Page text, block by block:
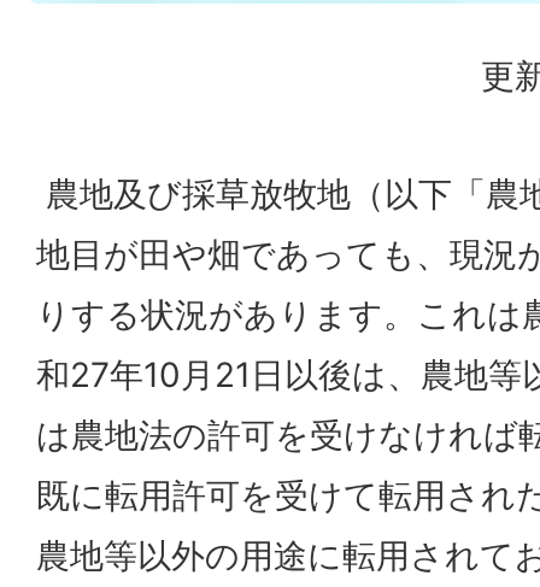
更
農地及び採草放牧地（以下「農
地目が田や畑であっても、現況
りする状況があります。これは
和27年10月21日以後は、農地
は農地法の許可を受けなければ
既に転用許可を受けて転用され
農地等以外の用途に転用されて